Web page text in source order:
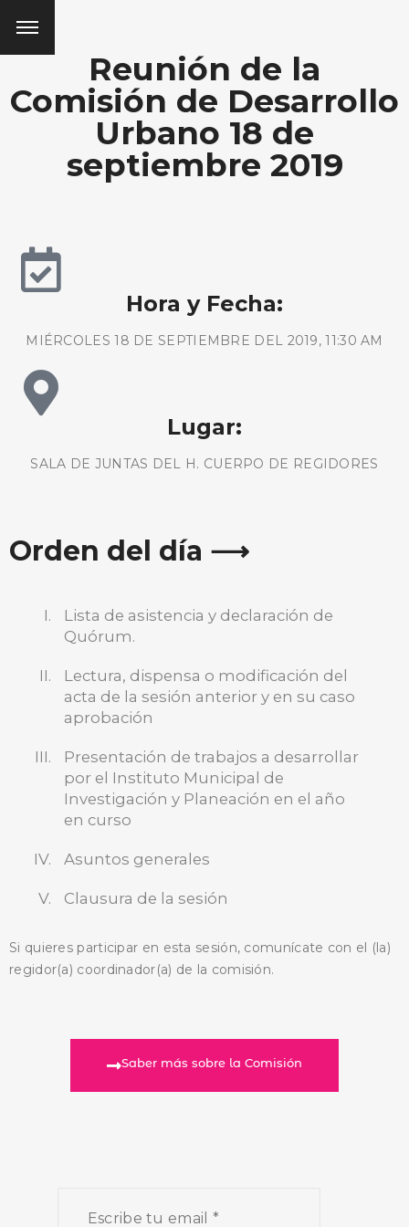
BUSCA AQUÍ
Reunión de la
Comisión de Desarrollo
Urbano 18 de
septiembre 2019
Hora y Fecha:
MIÉRCOLES 18 DE SEPTIEMBRE DEL 2019, 11:30 AM
Lugar:
SALA DE JUNTAS DEL H. CUERPO DE REGIDORES
Orden del día ⟶
Lista de asistencia y declaración de
Quórum.
Lectura, dispensa o modificación del
acta de la sesión anterior y en su caso
aprobación
Presentación de trabajos a desarrollar
por el Instituto Municipal de
Investigación y Planeación en el año
en curso
Asuntos generales
Clausura de la sesión
Si quieres participar en esta sesión, comunícate con el (la)
regidor(a) coordinador(a) de la comisión.
Saber más sobre la Comisión